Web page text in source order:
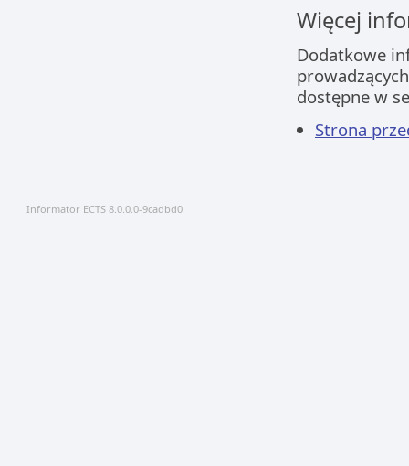
Więcej
Dodatkowe
dostępne w
Strona
Informator ECTS 8.0.0.0-9cadbd0